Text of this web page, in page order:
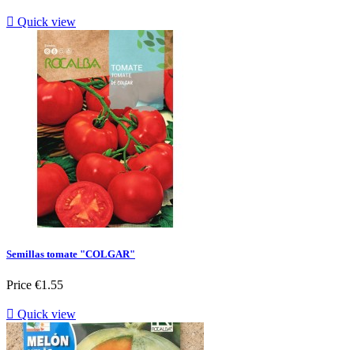
 Quick view
Semillas tomate "COLGAR"
Price €1.55
 Quick view